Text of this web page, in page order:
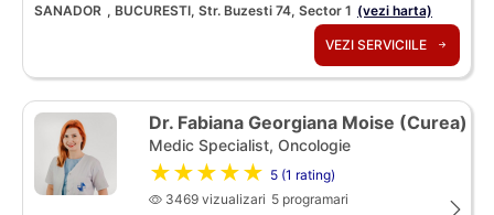
SANADOR , BUCURESTI, Str. Buzesti 74, Sector 1 (vezi harta)
VEZI SERVICIILE
Dr. Fabiana Georgiana Moise (Curea)
Medic Specialist, Oncologie
★★★★★ 5 (1 rating)
3469 vizualizari 5 programari